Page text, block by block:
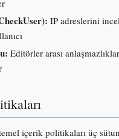
IP adreslerini
Editörler arası
içerik politikaları üç